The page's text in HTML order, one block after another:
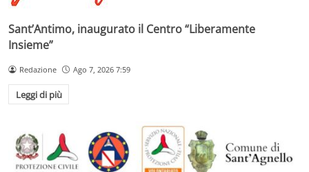
Sant’Antimo, inaugurato il Centro “Liberamente
Insieme”
Redazione Ago 7, 2026 7:59
Leggi di più